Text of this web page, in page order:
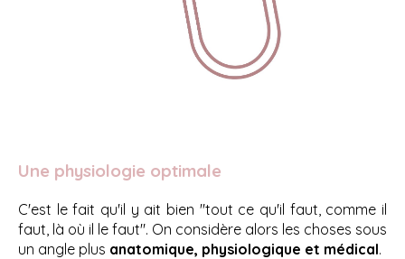
Une physiologie optimale
C'est le fait qu'il y ait bien "tout ce qu'il faut, comme il
faut, là où il le faut". On considère alors les choses sous
un angle plus anatomique, physiologique et médical.